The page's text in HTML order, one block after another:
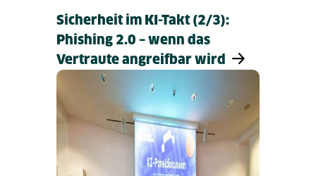
Sicherheit im KI-Takt (2/3):
Phishing 2.0 – wenn das
Vertraute angreifbar wird